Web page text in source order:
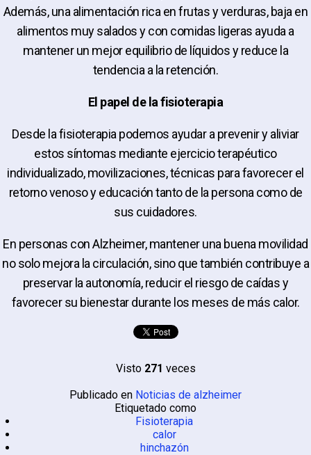
Además, una alimentación rica en frutas y verduras, baja en
alimentos muy salados y con comidas ligeras ayuda a
mantener un mejor equilibrio de líquidos y reduce la
tendencia a la retención.
El papel de la fisioterapia
Desde la fisioterapia podemos ayudar a prevenir y aliviar
estos síntomas mediante ejercicio terapéutico
individualizado, movilizaciones, técnicas para favorecer el
retorno venoso y educación tanto de la persona como de
sus cuidadores.
En personas con Alzheimer, mantener una buena movilidad
no solo mejora la circulación, sino que también contribuye a
preservar la autonomía, reducir el riesgo de caídas y
favorecer su bienestar durante los meses de más calor.
Visto 271 veces
Publicado en Noticias de alzheimer
Etiquetado como
Fisioterapia
calor
hinchazón